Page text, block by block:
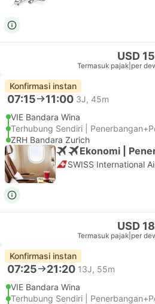
USD
Termasuk pajak per
Konfirmasi instan
07:15 11:00 3J, 45m
VIE Bandara Wina
Terhubung Sendiri |
ZRH Bandara Zurich
Ekonomi |
SWISS International
USD
Termasuk pajak per
Konfirmasi instan
07:25 21:20 13J, 55m
VIE Bandara Wina
Terhubung Sendiri |